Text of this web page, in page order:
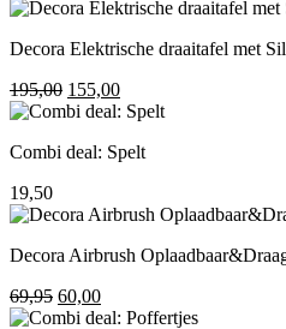
Decora Elektrische draaitafel met
195,00 Oorspronkelijke
prijs
195,00.
155,00Huidige
prijs
155,00.
Combi deal: Spelt
19,50
Decora Airbrush
69,95 Oorspronkelijke
prijs
60,00Huidige
prijs